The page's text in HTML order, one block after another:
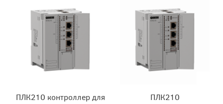
ПЛК210 контроллер для
ПЛК210